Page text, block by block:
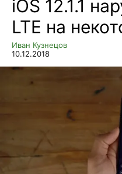
iOS 12.1.1
LTE на
Иван Кузнецов
10.12.2018